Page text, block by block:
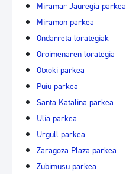
Miramar Jauregia parkea
Miramon parkea
Ondarreta lorategiak
Oroimenaren lorategia
Otxoki parkea
Puiu parkea
Santa Katalina parkea
Ulia parkea
Urgull parkea
Zaragoza Plaza parkea
Zubimusu parkea